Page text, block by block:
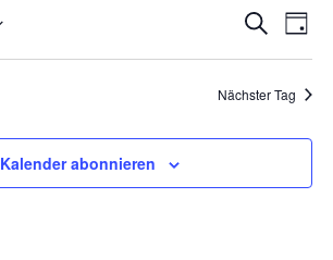
Suche
SucheTag
Nächster Tag
Kalender abonnieren